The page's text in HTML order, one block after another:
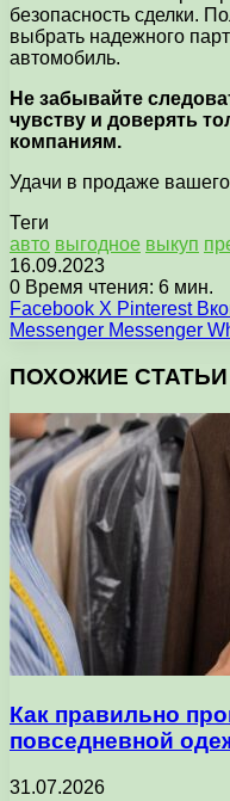
безопасность сделки.
выбрать надежного
автомобиль.
Не забывайте
чувству и доверять
компаниям.
Удачи в продаже
Теги
авто выгодное выкуп
16.09.2023
0 Время чтения: 6 мин.
Facebook X Pinterest
Messenger Messenger
ПОХОЖИЕ СТАТЬИ
Как правильно
повседневной
31.07.2026